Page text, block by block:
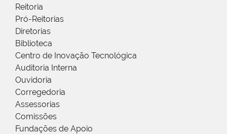
Reitoria
Pró-Reitorias
Diretorias
Biblioteca
Centro de Inovação Tecnológica
Auditoria Interna
Ouvidoria
Corregedoria
Assessorias
Comissões
Fundações de Apoio